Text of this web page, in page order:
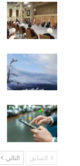
السابق التالي